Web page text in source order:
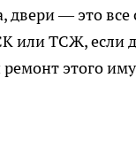
двери — это все
или ТСЖ, если
ремонт этого